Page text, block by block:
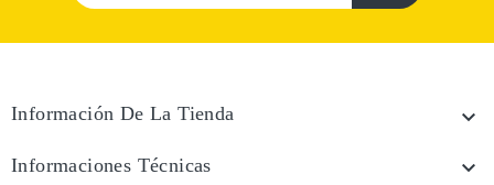
Información De La Tienda 
Informaciones Técnicas 